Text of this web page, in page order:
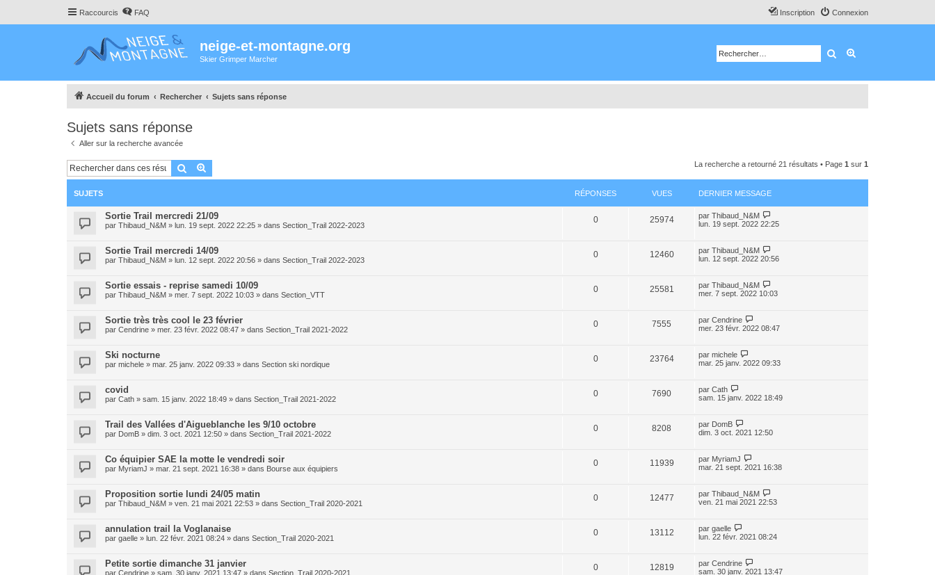
Raccourcis FAQ Connexion
Inscription
neige-et-montagne.org
Skier Grimper Marcher Rechercher
Accueil du forum Rechercher Sujets sans réponse
Sujets sans réponse
Aller sur la recherche avancée
Rechercher La recherche a retourné 21 résultats • Page 1 sur 1
SUJETS RÉPONSES VUES DERNIER MESSAGE
Sortie Trail mercredi 21/09
par Thibaud_N&M » lun. 19 sept. 2022 22:25 » dans Section_Trail 2022-2023
0 25974 par Thibaud_N&M
lun. 19 sept. 2022 22:25
Sortie Trail mercredi 14/09
par Thibaud_N&M » lun. 12 sept. 2022 20:56 » dans Section_Trail 2022-2023
0 12460 par Thibaud_N&M
lun. 12 sept. 2022 20:56
Sortie essais - reprise samedi 10/09
par Thibaud_N&M » mer. 7 sept. 2022 10:03 » dans Section_VTT
0 25581 par Thibaud_N&M
mer. 7 sept. 2022 10:03
Sortie très très cool le 23 février
par Cendrine » mer. 23 févr. 2022 08:47 » dans Section_Trail 2021-2022
0 7555 par Cendrine
mer. 23 févr. 2022 08:47
Ski nocturne
par michele » mar. 25 janv. 2022 09:33 » dans Section ski nordique
0 23764 par michele
mar. 25 janv. 2022 09:33
covid
par Cath » sam. 15 janv. 2022 18:49 » dans Section_Trail 2021-2022
0 7690 par Cath
sam. 15 janv. 2022 18:49
Trail des Vallées d'Aigueblanche les 9/10 octobre
par DomB » dim. 3 oct. 2021 12:50 » dans Section_Trail 2021-2022
0 8208 par DomB
dim. 3 oct. 2021 12:50
Co équipier SAE la motte le vendredi soir
par MyriamJ » mar. 21 sept. 2021 16:38 » dans Bourse aux équipiers
0 11939 par MyriamJ
mar. 21 sept. 2021 16:38
Proposition sortie lundi 24/05 matin
par Thibaud_N&M » ven. 21 mai 2021 22:53 » dans Section_Trail 2020-2021
0 12477 par Thibaud_N&M
ven. 21 mai 2021 22:53
annulation trail la Voglanaise
par gaelle » lun. 22 févr. 2021 08:24 » dans Section_Trail 2020-2021
0 13112 par gaelle
lun. 22 févr. 2021 08:24
Petite sortie dimanche 31 janvier
par Cendrine » sam. 30 janv. 2021 13:47 » dans Section_Trail 2020-2021
0 12819 par Cendrine
sam. 30 janv. 2021 13:47